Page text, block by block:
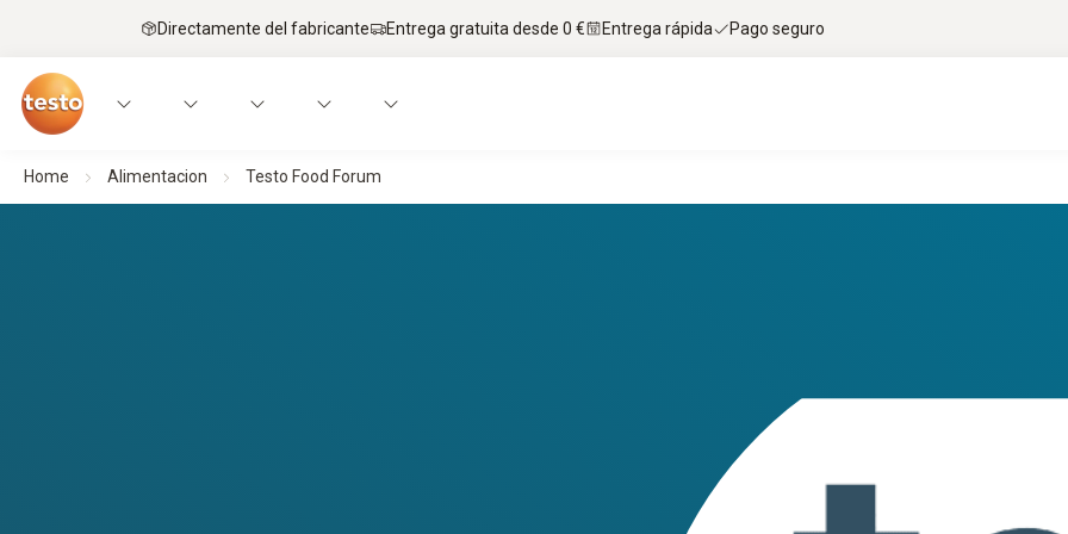
Directamente del fabricante Entrega gratuita desde 0 € Entrega rápida Pago seguro
Home Alimentacion Testo Food Forum